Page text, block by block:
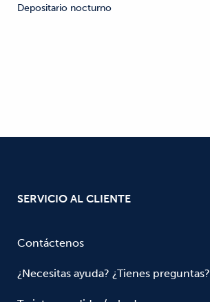
Depositario nocturno
SERVICIO AL CLIENTE
Contáctenos
¿Necesitas ayuda? ¿Tienes preguntas?